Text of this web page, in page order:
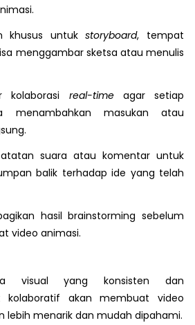
khusus untukstoryboard, tempat
menggambar sketsa atau menulis
kolaborasi real-timeagar setiap
menambahkan masukan atau
suara atau komentar untuk
balik terhadap ide yang telah
hasil brainstorming sebelum
video animasi.
visual yang konsisten dan
kolaboratif akan membuat video
lebih menarik dan mudah dipahami.